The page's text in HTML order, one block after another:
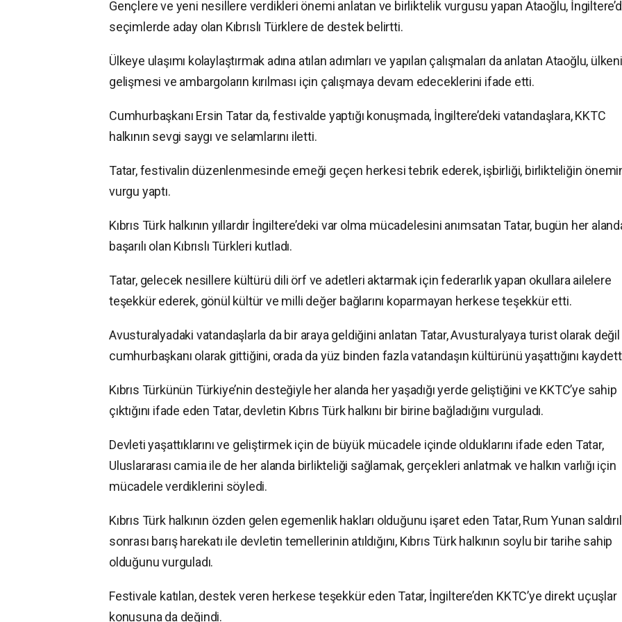
Gençlere ve yeni nesillere verdikleri önemi anlatan ve birliktelik vurgusu yapan Ataoğlu,
seçimlerde aday olan Kıbrıslı Türklere de destek belirtti.
Ülkeye ulaşımı kolaylaştırmak adına atılan adımları ve yapılan çalışmaları da anlatan Ataoğlu,
gelişmesi ve ambargoların kırılması için çalışmaya devam edeceklerini ifade etti.
Cumhurbaşkanı Ersin Tatar da, festivalde yaptığı konuşmada, İngiltere’deki vatandaşlara, KKTC
halkının sevgi saygı ve selamlarını iletti.
Tatar, festivalin düzenlenmesinde emeği geçen herkesi tebrik ederek, işbirliği, birlikteliğin
vurgu yaptı.
Kıbrıs Türk halkının yıllardır İngiltere’deki var olma mücadelesini anımsatan Tatar, bugün her
başarılı olan Kıbrıslı Türkleri kutladı.
Tatar, gelecek nesillere kültürü dili örf ve adetleri aktarmak için federarlık yapan okullara ailelere
teşekkür ederek, gönül kültür ve milli değer bağlarını koparmayan herkese teşekkür etti.
Avusturalyadaki vatandaşlarla da bir araya geldiğini anlatan Tatar, Avusturalyaya turist olarak değil
cumhurbaşkanı olarak gittiğini, orada da yüz binden fazla vatandaşın kültürünü yaşattığını
Kıbrıs Türkünün Türkiye’nin desteğiyle her alanda her yaşadığı yerde geliştiğini ve KKTC’ye sahip
çıktığını ifade eden Tatar, devletin Kıbrıs Türk halkını bir birine bağladığını vurguladı.
Devleti yaşattıklarını ve geliştirmek için de büyük mücadele içinde olduklarını ifade eden Tatar,
Uluslararası camia ile de her alanda birlikteliği sağlamak, gerçekleri anlatmak ve halkın varlığı için
mücadele verdiklerini söyledi.
Kıbrıs Türk halkının özden gelen egemenlik hakları olduğunu işaret eden Tatar, Rum Yunan
sonrası barış harekatı ile devletin temellerinin atıldığını, Kıbrıs Türk halkının soylu bir tarihe sahip
olduğunu vurguladı.
Festivale katılan, destek veren herkese teşekkür eden Tatar, İngiltere’den KKTC’ye direkt uçuşlar
konusuna da değindi.